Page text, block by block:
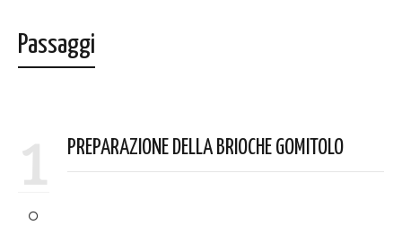
Passaggi
1 PREPARAZIONE DELLA BRIOCHE GOMITOLO